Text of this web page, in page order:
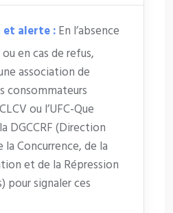
alerte :En l’absence
en cas de refus,
association de
consommateurs
ou l’UFC-Que
DGCCRF (Direction
la Concurrence, de la
et de la Répression
pour signaler ces